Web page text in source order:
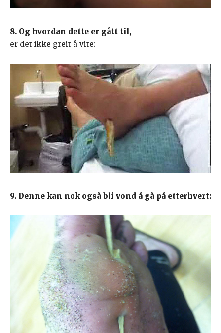
8. Og hvordan dette er gått til,
er det ikke greit å vite:
9. Denne kan nok også bli vond å gå på etterhvert: